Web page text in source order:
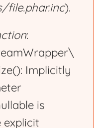
file.phar.inc).
:
Implicitly
is
explicit